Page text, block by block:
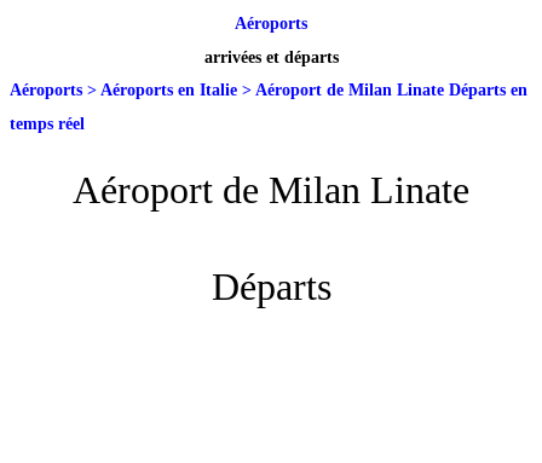
Aéroports
arrivées et départs
Aéroports > Aéroports en Italie > Aéroport de Milan Linate Départs en
temps réel
Aéroport de Milan Linate
Départs